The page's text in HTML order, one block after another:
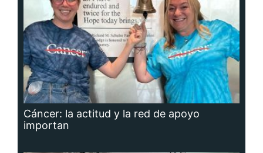
Cáncer: la actitud y la red de apoyo
importan